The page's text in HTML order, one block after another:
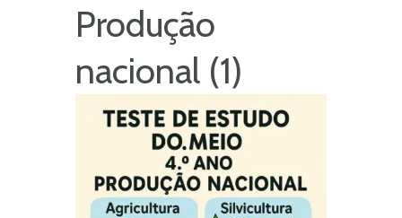
Produção
nacional (1)